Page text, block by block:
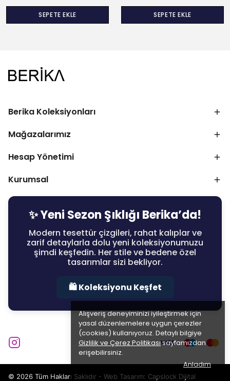
Alışveriş deneyiminizi iyileştirmek için
yasal düzenlemelere uygun çerezler
(cookies) kullanıyoruz. Detaylı bilgiye
Gizlilik ve Çerez Politikasısayfamızdan
erişebilirsiniz.
Anladım
SEPETE EKLE SEPETE EKLE
Berika Koleksiyonları
Mağazalarımız
Hesap Yönetimi
Kurumsal
✨ Yeni Sezon Şıklığı Berika’da!
Modern tesettür çizgileri, rahat kalıplar ve
zarif detaylarla dolu yeni koleksiyonumuzu
şimdi keşfedin. Her stile ve bedene özel
tasarımlar sizi bekliyor.
🛍️ Koleksiyonu Keşfet
© 2026 Tüm Hakları Saklıdır - Web Tasarım: Capslock Dijital